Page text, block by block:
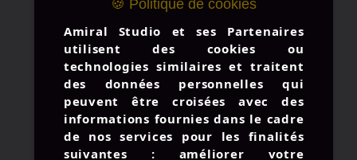
🍪 Politique de cookies
Amiral Studio et ses Partenaires
utilisent des cookies ou
technologies similaires et traitent
des données personnelles qui
peuvent être croisées avec des
informations fournies dans le cadre
de nos services pour les finalités
suivantes : améliorer votre